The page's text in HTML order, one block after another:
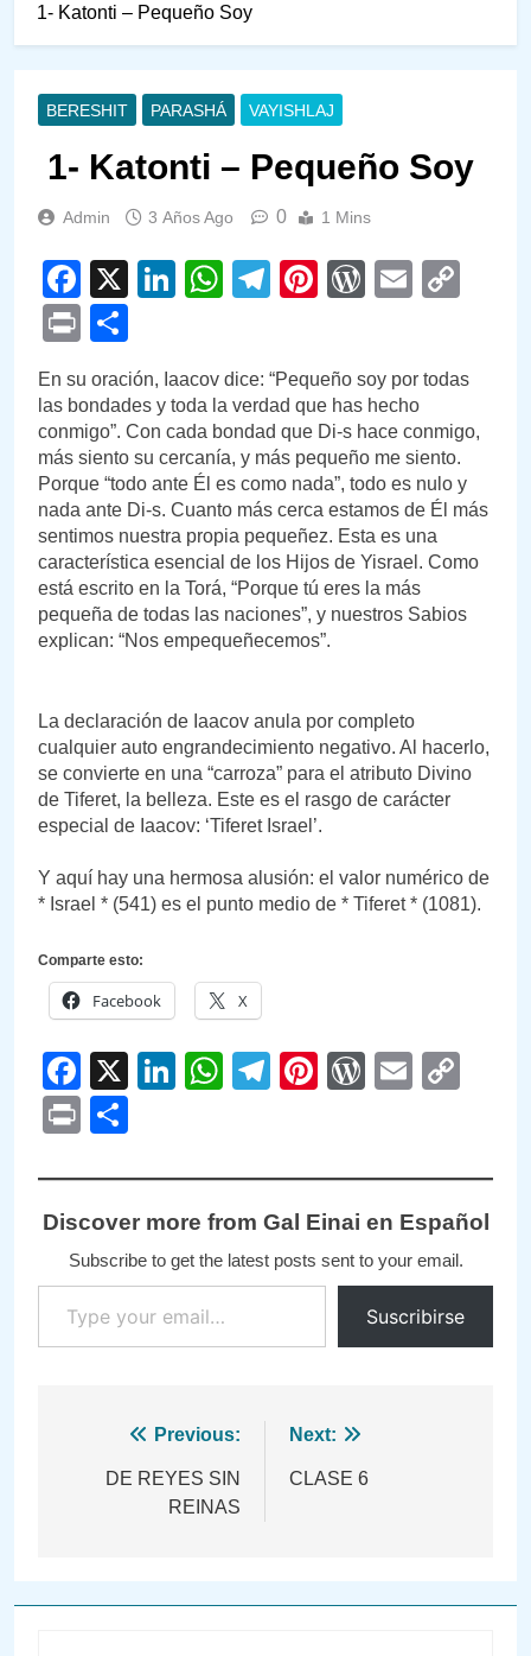
1- Katonti – Pequeño Soy
BERESHIT PARASHÁ VAYISHLAJ
1- Katonti – Pequeño Soy
Admin 3 Años Ago 0 1 Mins
Facebook
X LinkedIn
WhatsApp
Telegram
PinterestEmail
Print
En su oración, Iaacov dice: “Pequeño soy por todas
las bondades y toda la verdad que has hecho
conmigo”. Con cada bondad que Di-s hace conmigo,
más siento su cercanía, y más pequeño me siento.
Porque “todo ante Él es como nada”, todo es nulo y
nada ante Di-s. Cuanto más cerca estamos de Él más
sentimos nuestra propia pequeñez. Esta es una
característica esencial de los Hijos de Yisrael. Como
está escrito en la Torá, “Porque tú eres la más
pequeña de todas las naciones”, y nuestros Sabios
explican: “Nos empequeñecemos”.
La declaración de Iaacov anula por completo
cualquier auto engrandecimiento negativo. Al hacerlo,
se convierte en una “carroza” para el atributo Divino
de Tiferet, la belleza. Este es el rasgo de carácter
especial de Iaacov: ‘Tiferet Israel’.
Y aquí hay una hermosa alusión: el valor numérico de
* Israel * (541) es el punto medio de * Tiferet * (1081).
Comparte esto:
Facebook X
Facebook
X LinkedIn
WhatsApp
Telegram
PinterestEmail
Print
Discover more from Gal Einai en Español
Subscribe to get the latest posts sent to your email.
Type your email…
Suscribirse
Navegación
Previous:
DE REYES SIN
REINAS
Next:
CLASE 6